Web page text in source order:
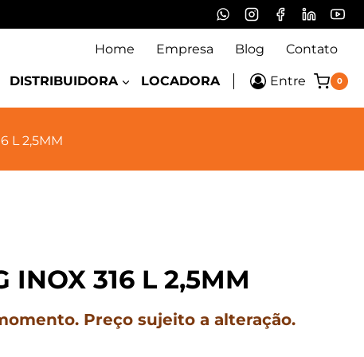
Home Empresa Blog Contato
DISTRIBUIDORA LOCADORA Entre 0
L 2,5MM
INOX 316 L 2,5MM
Preço sujeito a alteração.